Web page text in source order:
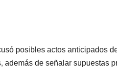
posibles actos anticipados
de señalar supuestas